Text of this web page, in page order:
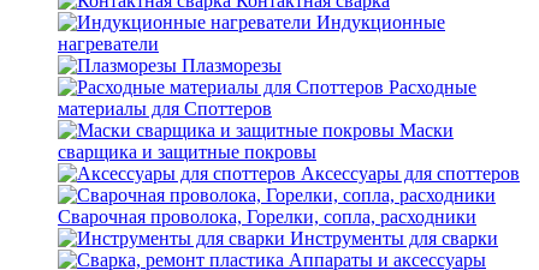
Индукционные
нагреватели
Плазморезы
Расходные
материалы для Споттеров
Маски
сварщика и защитные покровы
Аксессуары для споттеров
Сварочная проволока, Горелки, сопла, расходники
Инструменты для сварки